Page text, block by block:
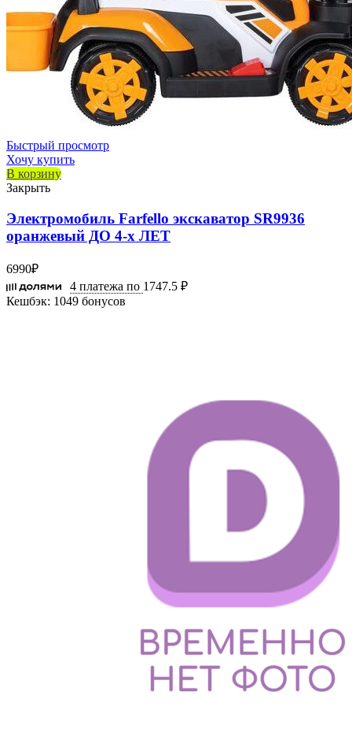
Быстрый просмотр
Хочу купить
В корзину
Закрыть
Электромобиль Farfello экскаватор SR9936
оранжевый ДО 4-х ЛЕТ
6990₽
4 платежа по 1747.5 ₽
Кешбэк: 1049 бонусов